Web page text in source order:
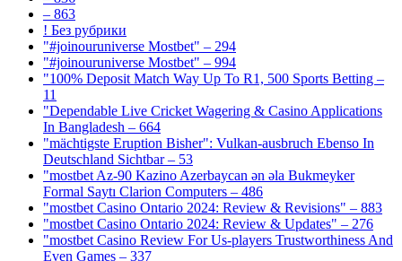
– 863
! Без рубрики
"#joinouruniverse Mostbet" – 294
"#joinouruniverse Mostbet" – 994
"100% Deposit Match Way Up To R1, 500 Sports Betting –
11
"Dependable Live Cricket Wagering & Casino Applications
In Bangladesh – 664
"mächtigste Eruption Bisher": Vulkan-ausbruch Ebenso In
Deutschland Sichtbar – 53
"mostbet Az-90 Kazino Azerbaycan ən əla Bukmeyker
Formal Saytı Clarion Computers – 486
"mostbet Casino Ontario 2024: Review & Revisions" – 883
"mostbet Casino Ontario 2024: Review & Updates" – 276
"mostbet Casino Review For Us-players Trustworthiness And
Even Games – 337